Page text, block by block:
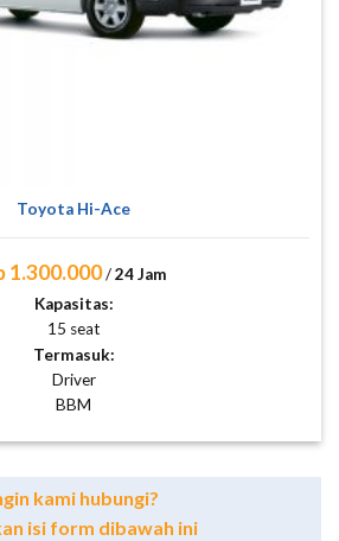
Toyota Hi-Ace
1.300.000/24 Jam
Kapasitas:
15 seat
Termasuk:
Driver
BBM
kami hubungi?
isi form dibawah ini